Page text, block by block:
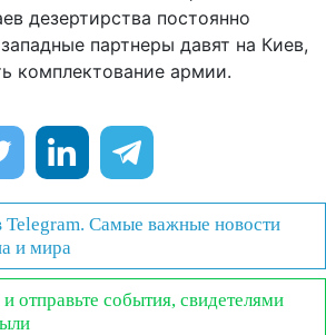
дезертирства постоянно
партнеры давят на Киев,
комплектование армии.
Telegram. Самые важные новости
и мира
и отправьте события, свидетелями